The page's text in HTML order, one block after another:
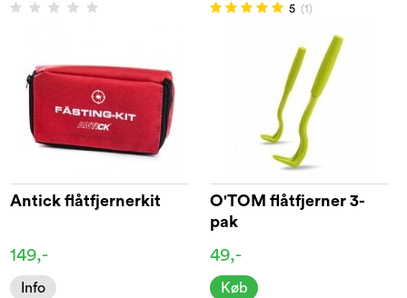
Antick flåtfjernerkit
149,-
Info
5 (1)
O'TOM flåtfjerner 3-
pak
49,-
Køb